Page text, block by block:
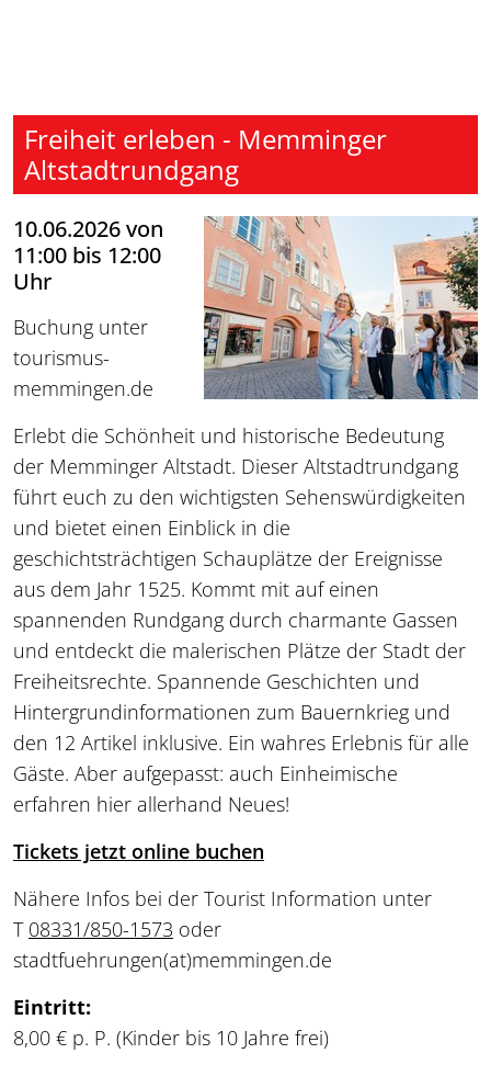
Freiheit erleben - Memminger
Altstadtrundgang
10.06.2026 von
11:00 bis 12:00
Uhr
Buchung unter
tourismus-
memmingen.de
Erlebt die Schönheit und historische Bedeutung
der Memminger Altstadt. Dieser Altstadtrundgang
führt euch zu den wichtigsten Sehenswürdigkeiten
und bietet einen Einblick in die
geschichtsträchtigen Schauplätze der Ereignisse
aus dem Jahr 1525. Kommt mit auf einen
spannenden Rundgang durch charmante Gassen
und entdeckt die malerischen Plätze der Stadt der
Freiheitsrechte. Spannende Geschichten und
Hintergrundinformationen zum Bauernkrieg und
den 12 Artikel inklusive. Ein wahres Erlebnis für alle
Gäste. Aber aufgepasst: auch Einheimische
erfahren hier allerhand Neues!
Tickets jetzt online buchen
Nähere Infos bei der Tourist Information unter
T 08331/850-1573 oder
stadtfuehrungen(at)memmingen.de
Eintritt:
8,00 € p. P. (Kinder bis 10 Jahre frei)